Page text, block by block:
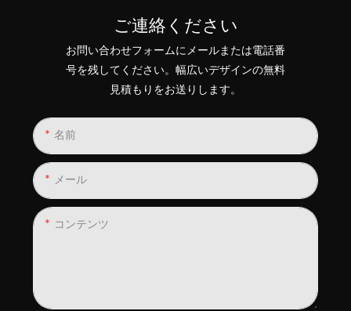
ご連絡ください
お問い合わせフォームにメールまたは電話番
号を残してください。幅広いデザインの無料
見積もりをお送りします。
名前
メール
コンテンツ